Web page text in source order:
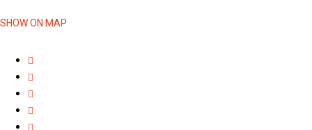
SHOW ON MAP